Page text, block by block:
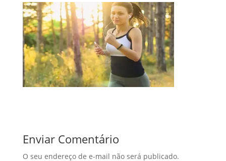
Enviar Comentário
O seu endereço de e-mail não será publicado.